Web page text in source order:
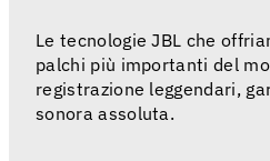
Le tecnologie JBL che
palchi più importanti del
registrazione leggendari,
sonora assoluta.